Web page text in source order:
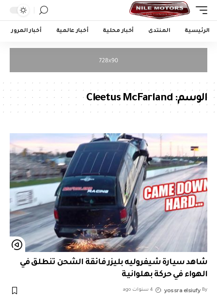
الرئيسية المنتدى أخبار محلية أخبار عالمية أخبار المرور
الوسم: Cleetus McFarland
شاهد سيارة شيفروليه بليزر فائقة الشحن تنطلق في
الهواء في حركة بهلوانية
By
yossra elsiufy 4 سنوات ago